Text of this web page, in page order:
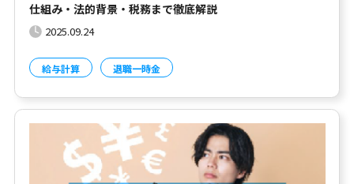
仕組み・法的背景・税務まで徹底解説
2025.09.24
給与計算 退職一時金